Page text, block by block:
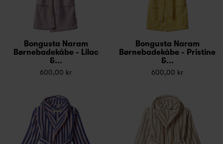
Bongusta Naram
Børnebadekåbe - Lilac
&...
600,00 kr
Bongusta Naram
Børnebadekåbe - Pristine
&...
600,00 kr